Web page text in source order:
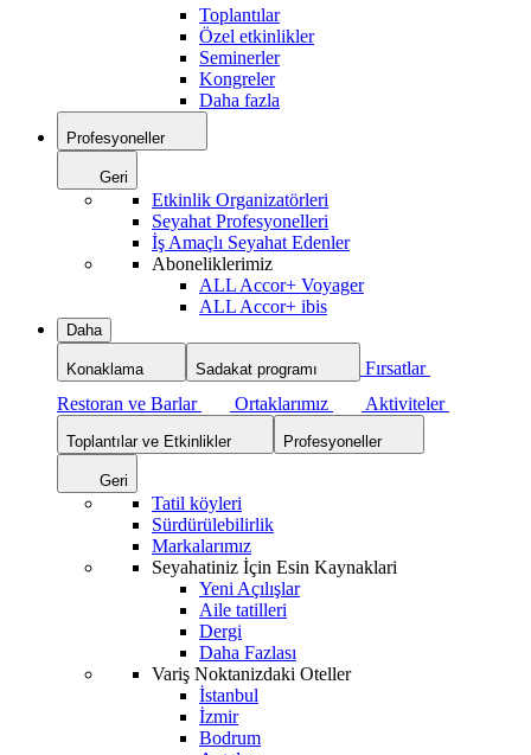
Toplantılar
Özel etkinlikler
Seminerler
Kongreler
Daha fazla
Profesyoneller
Geri
Etkinlik Organizatörleri
Seyahat Profesyonelleri
İş Amaçlı Seyahat Edenler
Aboneliklerimiz
ALL Accor+ Voyager
ALL Accor+ ibis
Daha
Konaklama Sadakat programı
Fırsatlar
Restoran ve Barlar
Ortaklarımız Aktiviteler
Toplantılar ve Etkinlikler Profesyoneller
Geri
Tatil köyleri
Sürdürülebilirlik
Markalarımız
Seyahatiniz İçin Esin Kaynaklari
Yeni Açılışlar
Aile tatilleri
Dergi
Daha Fazlası
Variş Noktanizdaki Oteller
İstanbul
İzmir
Bodrum